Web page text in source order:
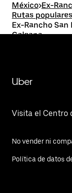
México>Ex-
Rutas
Ex-Rancho
Galeana
Uber
Visita el Centro
No vender ni
Política de datos